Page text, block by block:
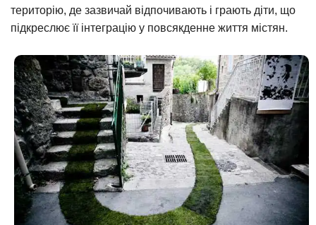
територію, де зазвичай відпочивають і грають діти, що
підкреслює її інтеграцію у повсякденне життя містян.